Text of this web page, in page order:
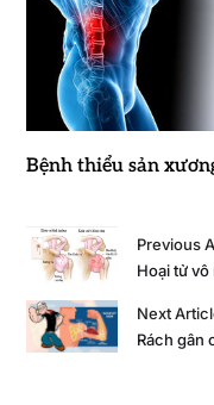
Bệnh thiểu sản
Previous
Hoại tử
Next
Rách gân